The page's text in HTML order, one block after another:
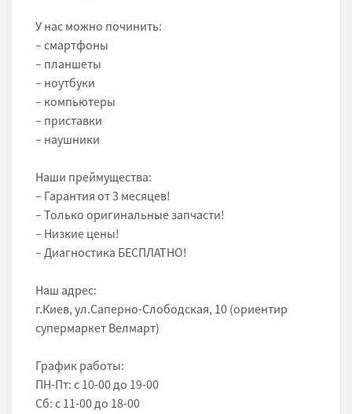
У нас можно починить:
– смартфоны
– планшеты
– ноутбуки
– компьютеры
– приставки
– наушники
Наши преймущества:
– Гарантия от 3 месяцев!
– Только оригинальные запчасти!
– Низкие цены!
– Диагностика БЕСПЛАТНО!
Наш адрес:
г.Киев, ул.Саперно-Слободская, 10 (ориентир
супермаркет Велмарт)
График работы:
ПН-Пт: с 10-00 до 19-00
Сб: с 11-00 до 18-00